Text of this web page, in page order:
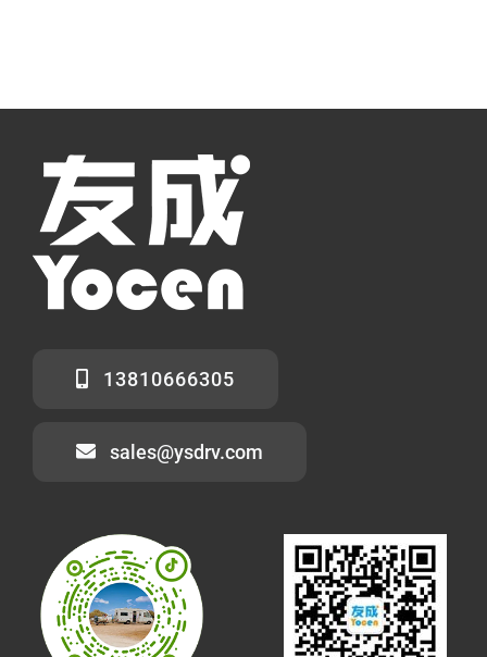
13810666305
sales@ysdrv.com